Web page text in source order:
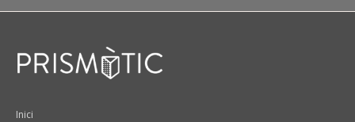
Peu
Inici